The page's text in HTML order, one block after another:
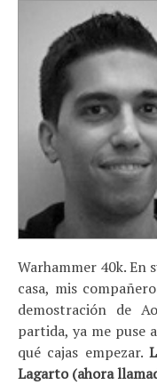
Warhammer 40k. En
casa, mis
demostración de
partida, ya me puse
qué cajas empezar.
Lagarto (ahora